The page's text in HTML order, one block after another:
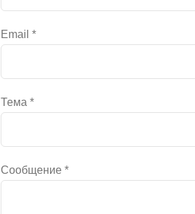
Email *
Тема *
Сообщение *